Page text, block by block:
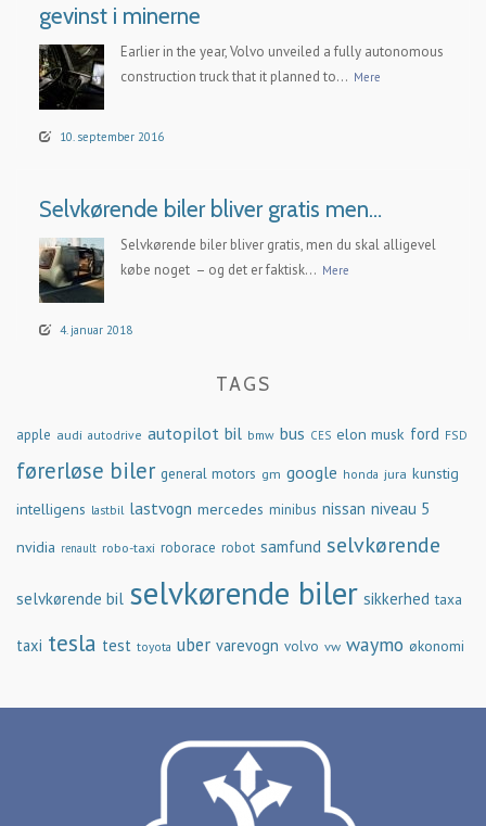
gevinst i minerne
Earlier in the year, Volvo unveiled a fully autonomous
construction truck that it planned to... Mere
10. september 2016
Selvkørende biler bliver gratis men…
Selvkørende biler bliver gratis, men du skal alligevel
købe noget – og det er faktisk... Mere
4. januar 2018
TAGS
apple audi autodrive autopilot bil bmw bus CES elon musk ford FSD
førerløse biler general motors gm google honda jura kunstig
intelligens lastbil lastvogn mercedes minibus nissan niveau 5
nvidia renault robo-taxi roborace robot samfund selvkørende
selvkørende bil selvkørende biler sikkerhed taxa
taxi tesla test toyota uber varevogn volvo vw waymo økonomi